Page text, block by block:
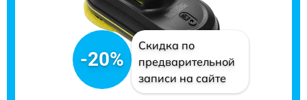
-20%
Скидка по
предварительной
записи на сайте